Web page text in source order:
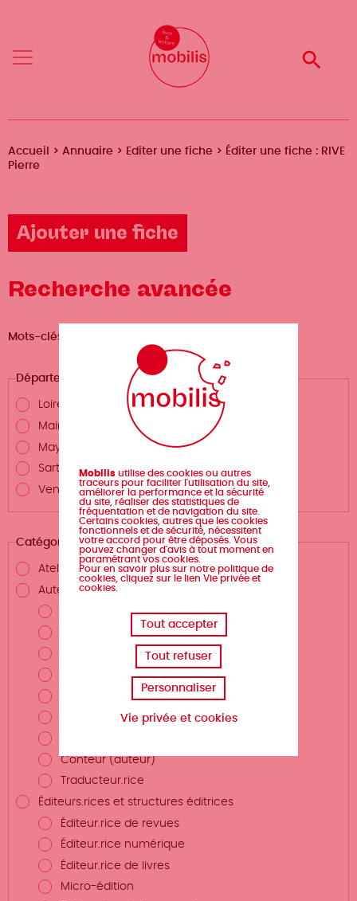
principal
Mobilis
Menu
Fil
Accueil Annuaire Editer une fiche
Éditer une fiche : RIVE
Pierre
Ajouter une fiche
Recherche avancée
Mots-clés
Département
Loire-Atlantique
Maine-et-Loire
Mayenne
Sarthe
Vendée
Catégories
Atelier d'écriture
Auteurs.rices et métiers de la création
Dessinateur.rice
Photographe
Conteur (auteur)
Traducteur.rice
Éditeurs.rices et structures éditrices
Éditeur.rice de revues
Éditeur.rice numérique
Éditeur.rice de livres
Micro-édition
Mobilis utilise des cookies ou autres
traceurs pour faciliter l'utilisation du site,
améliorer la performance et la sécurité
du site, réaliser des statistiques de
fréquentation et de navigation du site.
Certains cookies, autres que les cookies
fonctionnels et de sécurité, nécessitent
votre accord pour être déposés. Vous
pouvez changer d'avis à tout moment en
paramétrant vos cookies.
Pour en savoir plus sur notre politique de
cookies, cliquez sur le lien Vie privée et
cookies.
Tout accepter
Tout refuser
Personnaliser
Vie privée et cookies